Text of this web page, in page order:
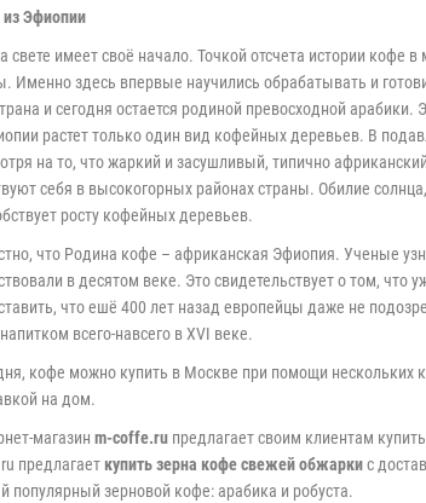
Эфиопии
свете имеет своё начало. Точкой отсчета истории
Именно здесь впервые научились обрабатывать и
и сегодня остается родиной превосходной
растет только один вид кофейных деревьев. В
на то, что жаркий и засушливый, типично
себя в высокогорных районах страны. Обилие
росту кофейных деревьев.
что Родина кофе – африканская Эфиопия. Ученые
в десятом веке. Это свидетельствует о том,
что ешё 400 лет назад европейцы даже не
всего-навсего в XVI веке.
кофе можно купить в Москве при помощи
на дом.
магазин m-coffe.ru предлагает своим клиентам
предлагает купить зерна кофе свежей обжаркис
популярный зерновой кофе: арабика и робуста.